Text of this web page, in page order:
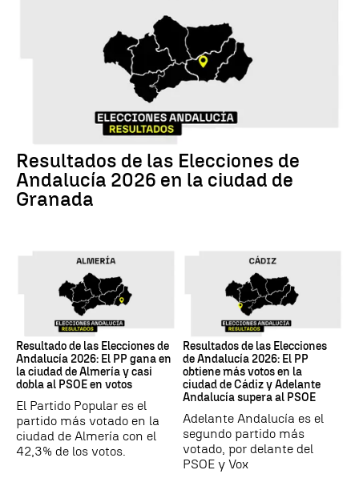
Resultados de las Elecciones de
Andalucía 2026 en la ciudad de
Granada
Resultado de las Elecciones de
Andalucía 2026: El PP gana en
la ciudad de Almería y casi
dobla al PSOE en votos
El Partido Popular es el
partido más votado en la
ciudad de Almería con el
42,3% de los votos.
Resultados de las Elecciones
de Andalucía 2026: El PP
obtiene más votos en la
ciudad de Cádiz y Adelante
Andalucía supera al PSOE
Adelante Andalucía es el
segundo partido más
votado, por delante del
PSOE y Vox